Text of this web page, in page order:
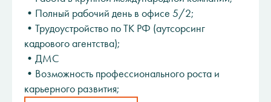
•Полный рабочий день в офисе 5/2;
•Трудоустройство по ТК РФ (аутсорсинг
кадрового агентства);
•ДМС
•Возможность профессионального роста и
карьерного развития;